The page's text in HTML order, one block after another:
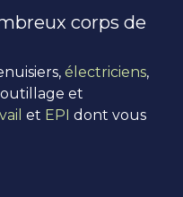
corps de
électriciens,
et
et EPI dont vous